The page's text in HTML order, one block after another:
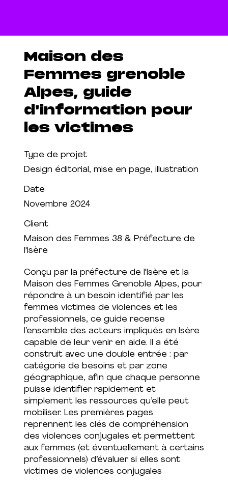
Maison des
Femmes grenoble
Alpes, guide
d'information pour
les victimes
Type de projet
Design éditorial, mise en page, illustration
Date
Novembre 2024
Client
Maison des Femmes 38 & Préfecture de
l'Isère
Conçu par la préfecture de l'Isère et la
Maison des Femmes Grenoble Alpes, pour
répondre à un besoin identifié par les
femmes victimes de violences et les
professionnels, ce guide recense
l’ensemble des acteurs impliqués en Isère
capable de leur venir en aide. Il a été
construit avec une double entrée : par
catégorie de besoins et par zone
géographique, afin que chaque personne
puisse identifier rapidement et
simplement les ressources qu’elle peut
mobiliser. Les premières pages
reprennent les clés de compréhension
des violences conjugales et permettent
aux femmes (et éventuellement à certains
professionnels) d’évaluer si elles sont
victimes de violences conjugales